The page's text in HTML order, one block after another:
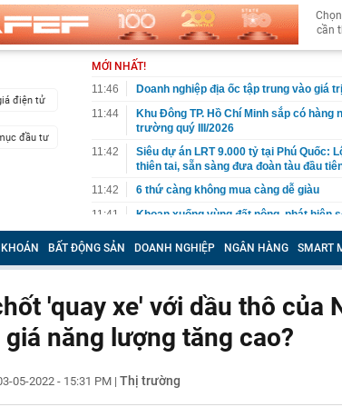
cần
điện tử
đầu tư
MỚI NHẤT!
11:46
Doanh nghiệp địa ốc tập trung vào giá
11:44
Khu Đông TP. Hồ Chí Minh sắp có hàng
trường quý III/2026
11:42
Siêu dự án LRT 9.000 tỷ tại Phú Quốc:
thiên tai, sẵn sàng đưa đoàn tàu đầu
11:42
6 thứ càng không mua càng dễ giàu
11:41
Khoan xuống vùng đất nông, phát hiện
lộ mục tiêu thăm dò 100 tấn vàng
11:37
Chi tiết 'kẻ thách thức' Honda Vision
Mode, giá chỉ 34 triệu đồng
11:36
Đường ven sông Hồng bị sạt do mưa
11:33
Tổ hợp sở hữu ballroom lớn nhất thế
“thần tốc”, hiện rõ dáng vóc bên bờ biển
11:32
3 bộ phận của cá không nên ăn: Có bộ
BẤT ĐỘNG SẢN DOANH NGHIỆP NGÂN HÀNG SMART
'quay xe' với dầu thô của
năng lượng tăng cao?
05-2022 - 15:31 PM | Thị trường